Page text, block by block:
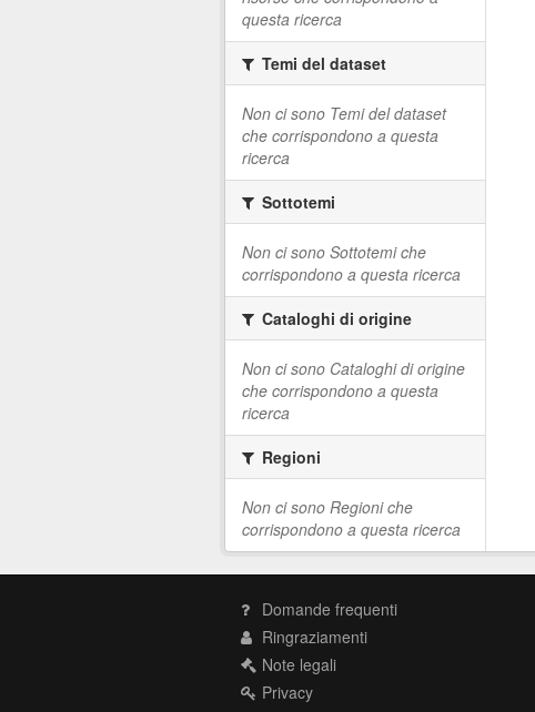
questa ricerca
Temi del dataset
Non ci sono Temi del dataset
che corrispondono a questa
ricerca
Sottotemi
Non ci sono Sottotemi che
corrispondono a questa ricerca
Cataloghi di origine
Non ci sono Cataloghi di origine
che corrispondono a questa
ricerca
Regioni
Non ci sono Regioni che
corrispondono a questa ricerca
Domande frequenti
Ringraziamenti
Note legali
Privacy